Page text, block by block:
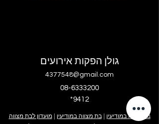
גולן הפקות אירועים
4377548@gmail.com
08-6333200
בר מצווה במודיעין |בת מצווה במודיעין |מועדון לבת מצווה
*9412